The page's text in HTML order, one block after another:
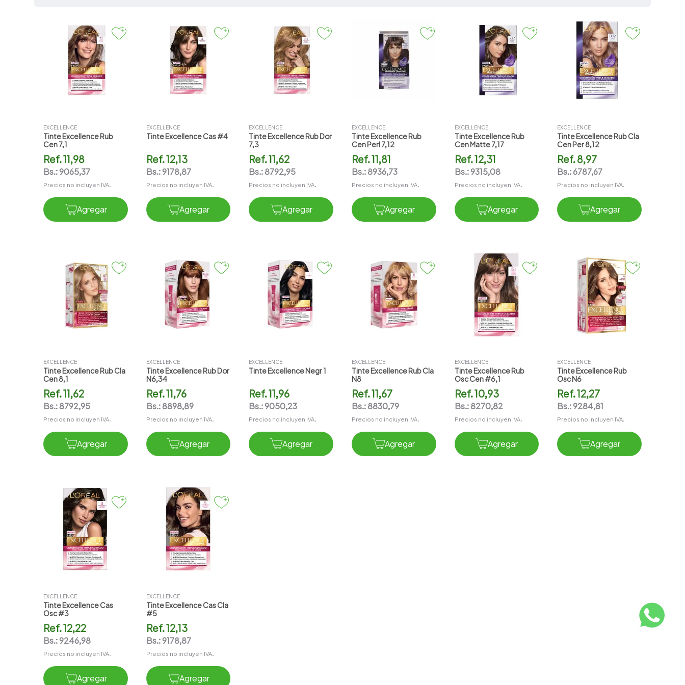
EXCELLENCE
Tinte Excellence Rub
Cen 7,1
Ref.11,98
Bs.:9065,37
Precios no incluyen IVA.
Agregar
EXCELLENCE
Tinte Excellence Cas #4
Ref.12,13
Bs.:9178,87
Precios no incluyen IVA.
Agregar
EXCELLENCE
Tinte Excellence Rub Dor
7,3
Ref.11,62
Bs.:8792,95
Precios no incluyen IVA.
Agregar
EXCELLENCE
Tinte Excellence Rub
Cen Perl 7,12
Ref.11,81
Bs.:8936,73
Precios no incluyen IVA.
Agregar
EXCELLENCE
Tinte Excellence Rub
Cen Matte 7,17
Ref.12,31
Bs.:9315,08
Precios no incluyen IVA.
Agregar
EXCELLENCE
Tinte Excellence Rub Cla
Cen Per 8,12
Ref.8,97
Bs.:6787,67
Precios no incluyen IVA.
Agregar
EXCELLENCE
Tinte Excellence Rub Cla
Cen 8,1
Ref.11,62
Bs.:8792,95
Precios no incluyen IVA.
Agregar
EXCELLENCE
Tinte Excellence Rub Dor
N6,34
Ref.11,76
Bs.:8898,89
Precios no incluyen IVA.
Agregar
EXCELLENCE
Tinte Excellence Negr 1
Ref.11,96
Bs.:9050,23
Precios no incluyen IVA.
Agregar
EXCELLENCE
Tinte Excellence Rub Cla
N8
Ref.11,67
Bs.:8830,79
Precios no incluyen IVA.
Agregar
EXCELLENCE
Tinte Excellence Rub
Osc Cen #6,1
Ref.10,93
Bs.:8270,82
Precios no incluyen IVA.
Agregar
EXCELLENCE
Tinte Excellence Rub
Osc N6
Ref.12,27
Bs.:9284,81
Precios no incluyen IVA.
Agregar
EXCELLENCE
Tinte Excellence Cas
Osc #3
Ref.12,22
Bs.:9246,98
Precios no incluyen IVA.
Agregar
EXCELLENCE
Tinte Excellence Cas Cla
#5
Ref.12,13
Bs.:9178,87
Precios no incluyen IVA.
Agregar
amoxicilina
slinda
atorvastatina